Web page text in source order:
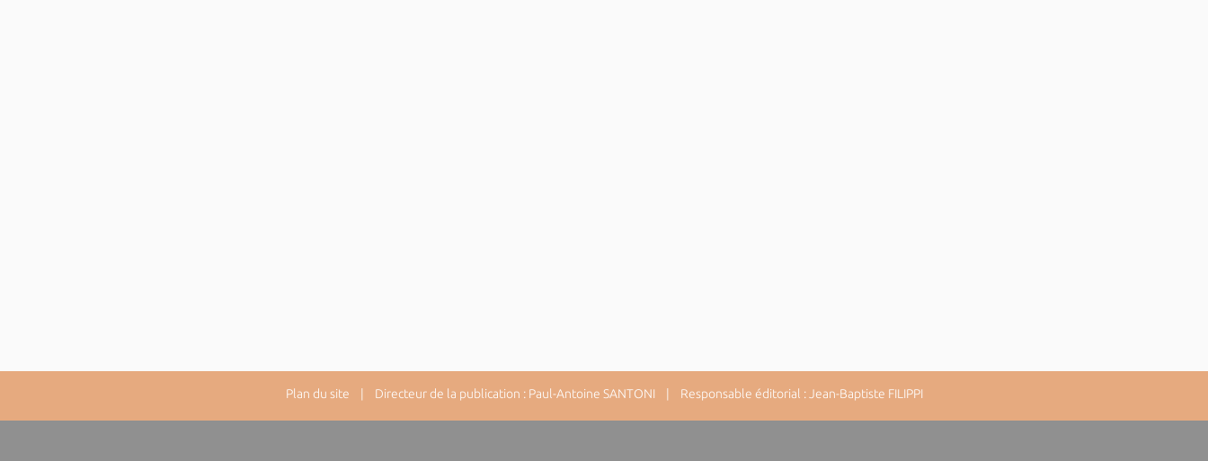
Plan du site | Directeur de la publication : Paul-Antoine SANTONI | Responsable éditorial : Jean-Baptiste FILIPPI